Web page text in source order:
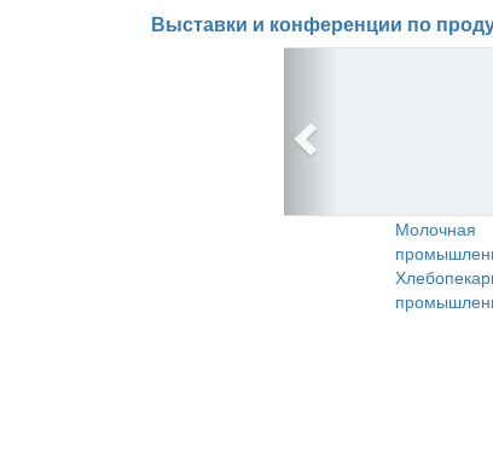
Выставки и конференции по
Молочная